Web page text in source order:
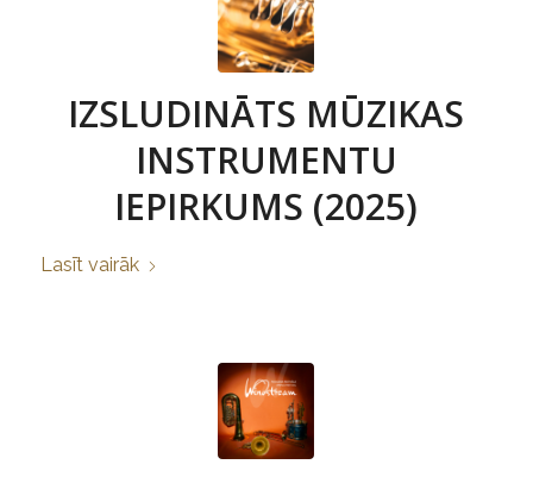
IZSLUDINĀTS MŪZIKAS
INSTRUMENTU
IEPIRKUMS (2025)
Lasīt vairāk